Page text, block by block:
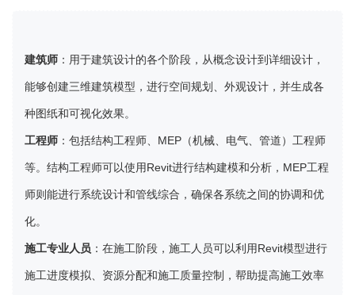
建筑师 ：用于建筑设计的各个阶段，从概念设计到详细设计，
能够创建三维建筑模型，进行空间规划、外观设计，并生成各
种图纸和可视化效果。
工程师 ：包括结构工程师、MEP（机械、电气、管道）工程师
等。结构工程师可以使用Revit进行结构建模和分析，MEP工程
师则能进行系统设计和管线综合，确保各系统之间的协调和优
化。
施工专业人员 ：在施工阶段，施工人员可以利用Revit模型进行
施工进度模拟、资源分配和施工质量控制，帮助提高施工效率